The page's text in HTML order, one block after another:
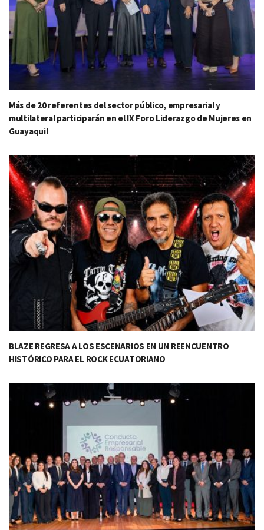
Más de 20 referentes del sector público, empresarial y
multilateral participarán en el IX Foro Liderazgo de Mujeres en
Guayaquil
BLAZE REGRESA A LOS ESCENARIOS EN UN REENCUENTRO
HISTÓRICO PARA EL ROCK ECUATORIANO